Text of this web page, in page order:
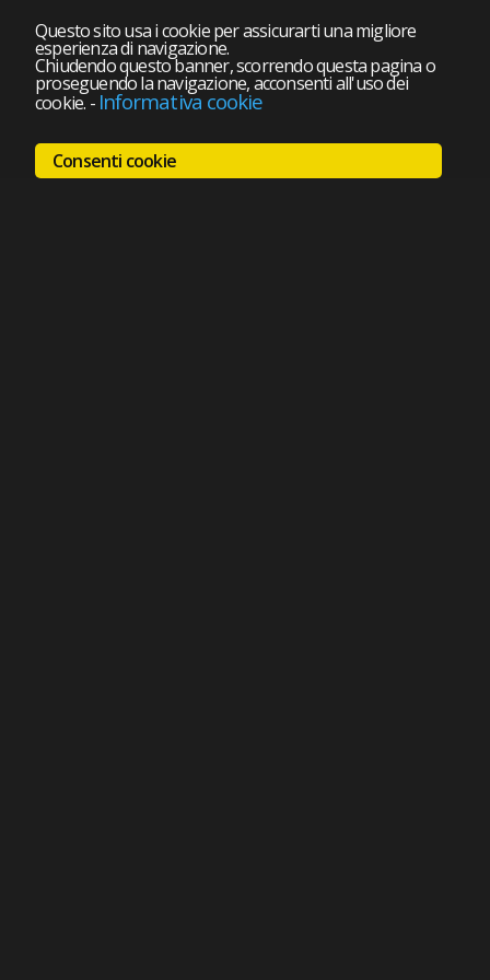
Questo sito usa i cookie per assicurarti una migliore
esperienza di navigazione.
Chiudendo questo banner, scorrendo questa pagina o
proseguendo la navigazione, acconsenti all'uso dei
cookie. - Informativa cookie
Consenti cookie